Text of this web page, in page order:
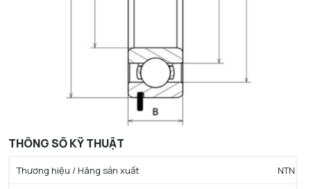
THÔNG SỐ KỸ THUẬT
Thương hiệu / Hãng sản xuất NTN